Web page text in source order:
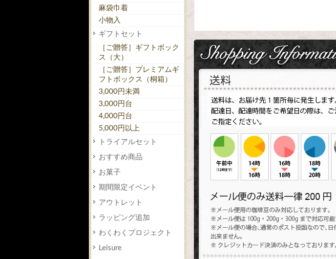
麻袋巾着
小物入
ギフトセット
［ご贈答］ギフトボック
ス（大）
［ご贈答］プレミアムギ
フトボックス（桐箱）
3,000円未満
3,000円台
4,000円台
5,000円以上
トライアルセット
おすすめ商品
お菓子
期間限定イベント
アウトレット
ラッピング追加
わくわくプロジェクト
Leisure